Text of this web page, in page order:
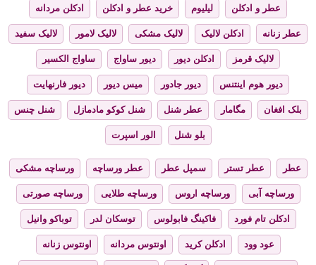
عطر و ادکلن لیلیوم خرید عطر و ادکلن ادکلن مردانه
عطر زنانه ادکلن لالیک لالیک مشکی لالیک لامور لالیک سفید
لالیک قرمز ادکلن دیور دیور ساواج ساواج الکسیر
دیور هوم اینتنس دیور جادور میس دیور دیور فارنهایت
بلک افغان مگامار عطر شنل شنل کوکو مادمازل شنل چنس
بلو شنل الور اسپرت
عطر عطر تستر سمپل عطر عطر ورساچه ورساچه مشکی
ورساچه آبی ورساچه اروس ورساچه طلایی ورساچه صورتی
ادکلن تام فورد فاکینگ فابولوس توسکان لدر توباکو وانیل
عود وود ادکلن کرید اونتوس مردانه اونتوس زنانه